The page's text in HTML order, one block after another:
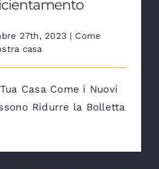
27th, 2023 | Come
casa
Casa Come i Nuovi
Ridurre la Bolletta